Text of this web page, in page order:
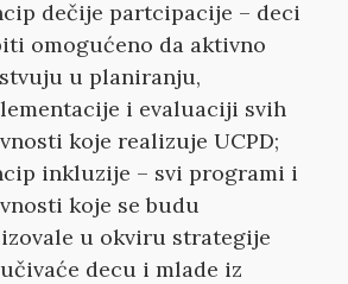
dečije partcipacije – deci
omogućeno da aktivno
u planiranju,
i evaluaciji svih
koje realizuje UCPD;
inkluzije – svi programi i
koje se budu
u okviru strategije
decu i mlade iz